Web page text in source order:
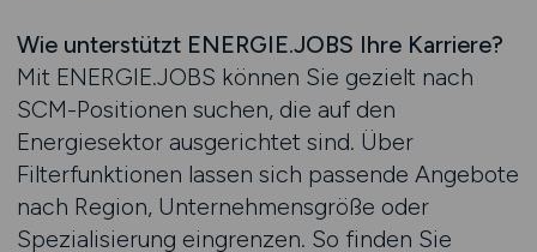
Wie unterstützt ENERGIE.JOBS Ihre Karriere?
Mit ENERGIE.JOBS können Sie gezielt nach
SCM-Positionen suchen, die auf den
Energiesektor ausgerichtet sind. Über
Filterfunktionen lassen sich passende Angebote
nach Region, Unternehmensgröße oder
Spezialisierung eingrenzen. So finden Sie